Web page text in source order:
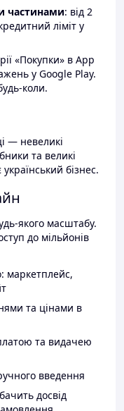
частинами: від 2
ліміт у
«Покупки» в App
у Google Play.
коли.
— невеликі
та великі
бізнес.
якого масштабу.
до мільйонів
маркетплейс,
та цінами в
та видачею
введення
досвід